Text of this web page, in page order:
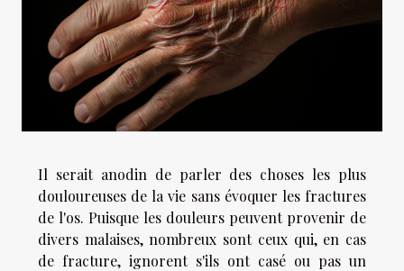
Il serait anodin de parler des choses les plus
douloureuses de la vie sans évoquer les fractures
de l'os. Puisque les douleurs peuvent provenir de
divers malaises, nombreux sont ceux qui, en cas
de fracture, ignorent s'ils ont casé ou pas un